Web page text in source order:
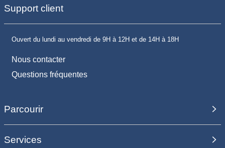
Support client
Ouvert du lundi au vendredi de 9H à 12H et de 14H à 18H
Nous contacter
Questions fréquentes
Parcourir
Services